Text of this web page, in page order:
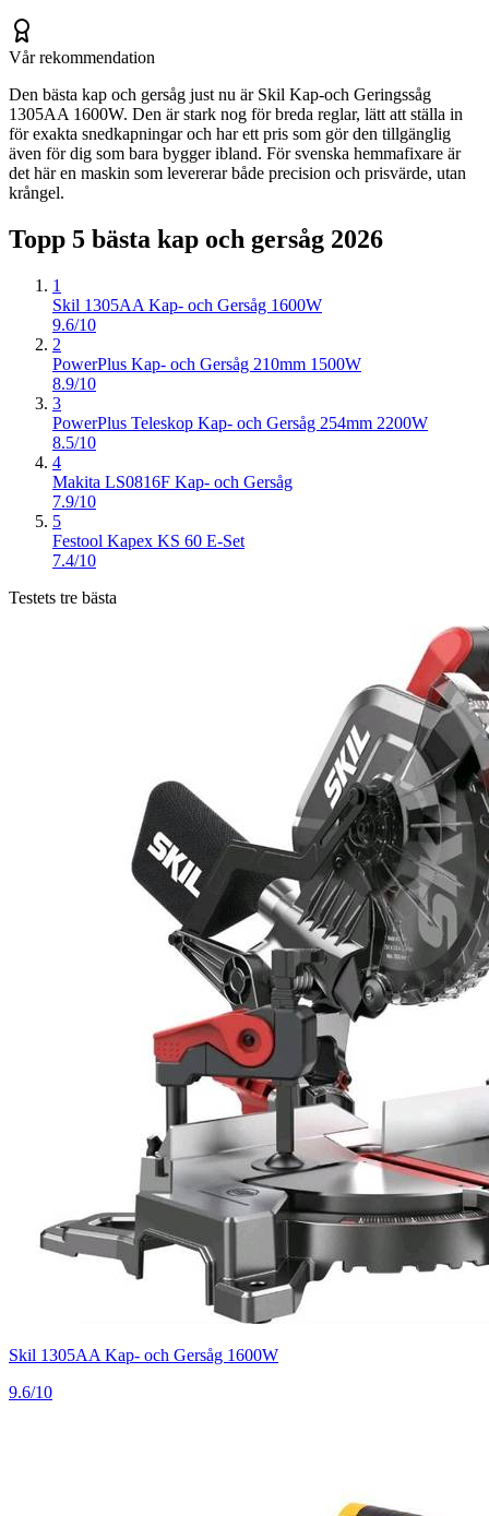
Vår rekommendation
Den bästa kap och gersåg just nu är Skil Kap-och Geringssåg
1305AA 1600W. Den är stark nog för breda reglar, lätt att ställa in
för exakta snedkapningar och har ett pris som gör den tillgänglig
även för dig som bara bygger ibland. För svenska hemmafixare är
det här en maskin som levererar både precision och prisvärde, utan
krångel.
Topp 5 bästa kap och gersåg 2026
1
Skil 1305AA Kap- och Gersåg 1600W
9.6/10
2
PowerPlus Kap- och Gersåg 210mm 1500W
8.9/10
3
PowerPlus Teleskop Kap- och Gersåg 254mm 2200W
8.5/10
4
Makita LS0816F Kap- och Gersåg
7.9/10
5
Festool Kapex KS 60 E-Set
7.4/10
Testets tre bästa
Skil 1305AA Kap- och Gersåg 1600W
9.6/10